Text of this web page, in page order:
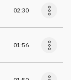
02:30
01:56